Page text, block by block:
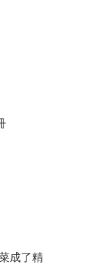
成了精